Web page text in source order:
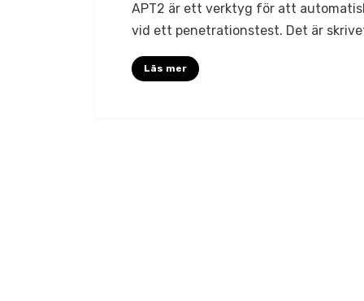
Penetration
Testing
APT2 är ett verktyg för att
vid ett penetrationstest. Det är
Läs mer